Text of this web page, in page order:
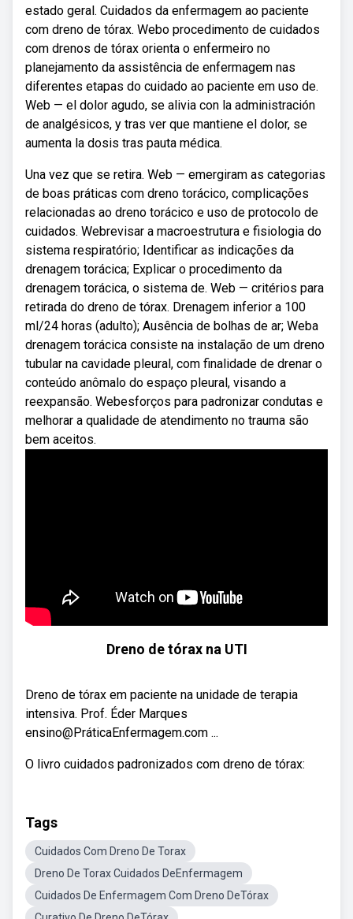
estado geral. Cuidados da enfermagem ao paciente
com dreno de tórax. Webo procedimento de cuidados
com drenos de tórax orienta o enfermeiro no
planejamento da assistência de enfermagem nas
diferentes etapas do cuidado ao paciente em uso de.
Web — el dolor agudo, se alivia con la administración
de analgésicos, y tras ver que mantiene el dolor, se
aumenta la dosis tras pauta médica.
Una vez que se retira. Web — emergiram as categorias
de boas práticas com dreno torácico, complicações
relacionadas ao dreno torácico e uso de protocolo de
cuidados. Webrevisar a macroestrutura e fisiologia do
sistema respiratório; Identificar as indicações da
drenagem torácica; Explicar o procedimento da
drenagem torácica, o sistema de. Web — critérios para
retirada do dreno de tórax. Drenagem inferior a 100
ml/24 horas (adulto); Ausência de bolhas de ar; Weba
drenagem torácica consiste na instalação de um dreno
tubular na cavidade pleural, com finalidade de drenar o
conteúdo anômalo do espaço pleural, visando a
reexpansão. Webesforços para padronizar condutas e
melhorar a qualidade de atendimento no trauma são
bem aceitos.
Dreno de tórax na UTI
Dreno de tórax em paciente na unidade de terapia
intensiva. Prof. Éder Marques
ensino@PráticaEnfermagem.com ...
O livro cuidados padronizados com dreno de tórax:
Tags
Cuidados Com Dreno De Torax
Dreno De Torax Cuidados DeEnfermagem
Cuidados De Enfermagem Com Dreno DeTórax